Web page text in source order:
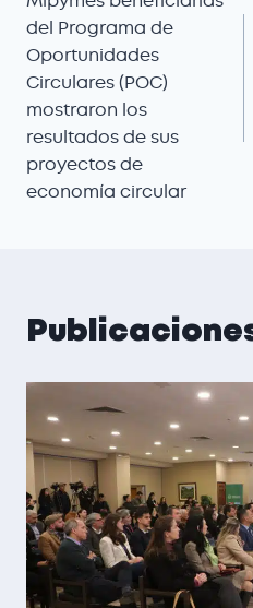
del Programa de
Oportunidades
Circulares (POC)
mostraron los
resultados de sus
proyectos de
economía circular